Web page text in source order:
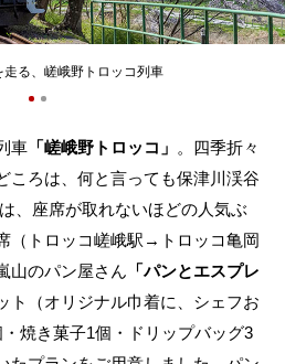
走る、嵯峨野トロッコ列車
車 「嵯峨野トロッコ」 。四季折々
ころは、何と言っても保津川渓谷
、座席が取れないほどの人気ぶ
（トロッコ嵯峨駅→トロッコ亀岡
山のパン屋さん 「パンとエスプレ
ト（オリジナル巾着に、シェフお
焼き菓子1個・ドリップバッグ3